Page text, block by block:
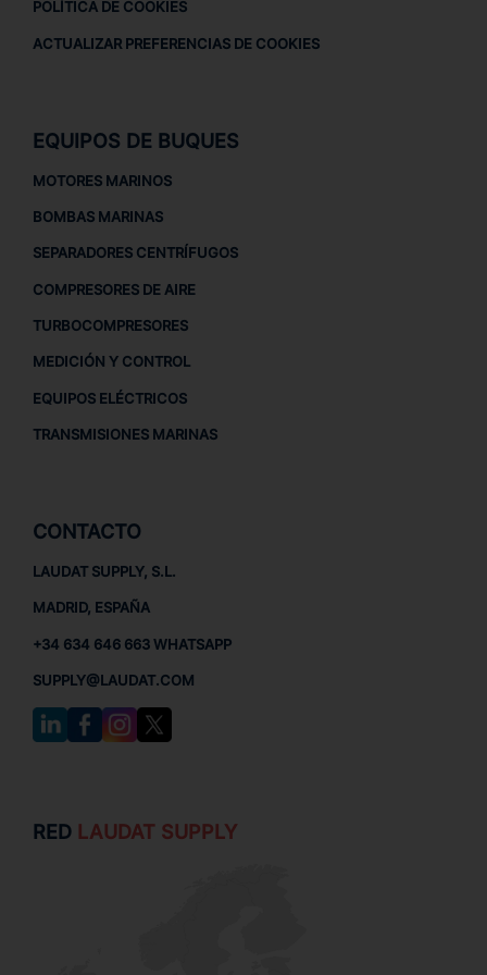
POLÍTICA DE COOKIES
ACTUALIZAR PREFERENCIAS DE COOKIES
EQUIPOS DE BUQUES
MOTORES MARINOS
BOMBAS MARINAS
SEPARADORES CENTRÍFUGOS
COMPRESORES DE AIRE
TURBOCOMPRESORES
MEDICIÓN Y CONTROL
EQUIPOS ELÉCTRICOS
TRANSMISIONES MARINAS
CONTACTO
LAUDAT SUPPLY, S.L.
MADRID, ESPAÑA
+34 634 646 663 WHATSAPP
SUPPLY@LAUDAT.COM
RED LAUDAT SUPPLY